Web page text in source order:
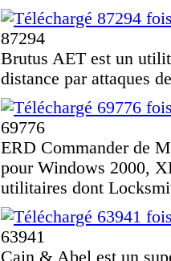
87294
Brutus AET est un
distance par attaques
69776
ERD Commander de
pour Windows 2000,
utilitaires dont
63941
Cain & Abel est un